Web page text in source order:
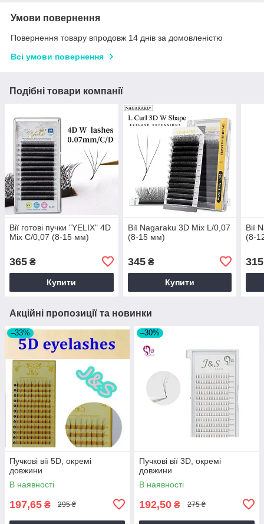
Умови повернення
Повернення товару впродовж 14 днів за домовленістю
Всі умови повернення
Подібні товари компанії
Вії готові пучки "YELIX" 4D
Mix C/0,07 (8-15 мм)
365 ₴
Купити
Вії Nagaraku 3D Mix L/0,07
(8-15 мм)
345₴
Купити
Вії
(8-
315
Акційні пропозиції та новинки
–33%
Пучкові вії 5D, окремі
довжини
В наявності
197,65 ₴ 295 ₴
–30%
Пучкові вії 3D, окремі
довжини
В наявності
192,50 ₴ 275 ₴